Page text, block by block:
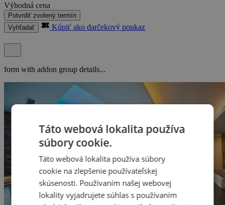
Výhodná cena
Potvrdiť zvolený termín
Vyhľadať
Kúpiť ako darčekový poukaz
form with addon group details...
Táto webová lokalita používa
súbory cookie.
Táto webová lokalita používa súbory
cookie na zlepšenie používateľskej
skúsenosti. Používaním našej webovej
lokality vyjadrujete súhlas s používaním